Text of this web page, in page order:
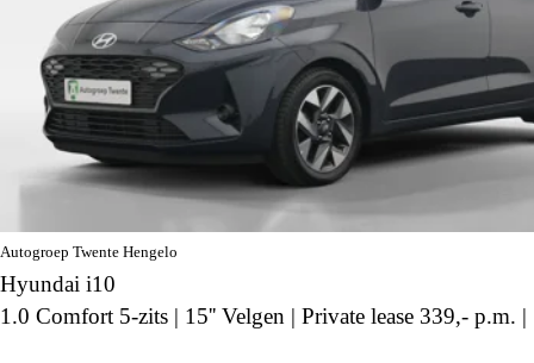
Autogroep Twente Hengelo
Hyundai i10
1.0 Comfort 5-zits | 15'' Velgen | Private lease 339,- p.m. |